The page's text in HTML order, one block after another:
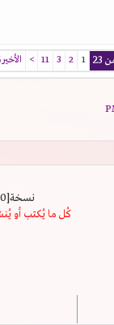
2
11
>
نسخة[1.0] مدعَم بالسرعة | يدعم كافة المتصفحات
كُل ما يُكتب أو